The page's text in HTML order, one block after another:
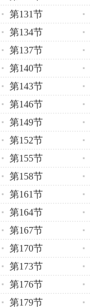
第131节
第134节
第137节
第140节
第143节
第146节
第149节
第152节
第155节
第158节
第161节
第164节
第167节
第170节
第173节
第176节
第179节